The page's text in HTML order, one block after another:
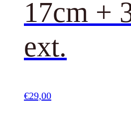
17cm +
ext.
€29,00